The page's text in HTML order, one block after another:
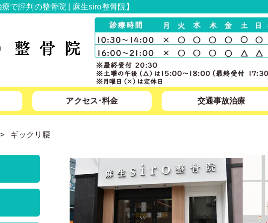
で評判の整骨院 | 麻生siro整骨院】
アクセス･料金 交通事故治療
ギックリ腰